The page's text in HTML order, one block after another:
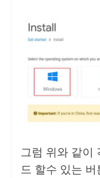
그럼 위와 같이
드 할수 있는